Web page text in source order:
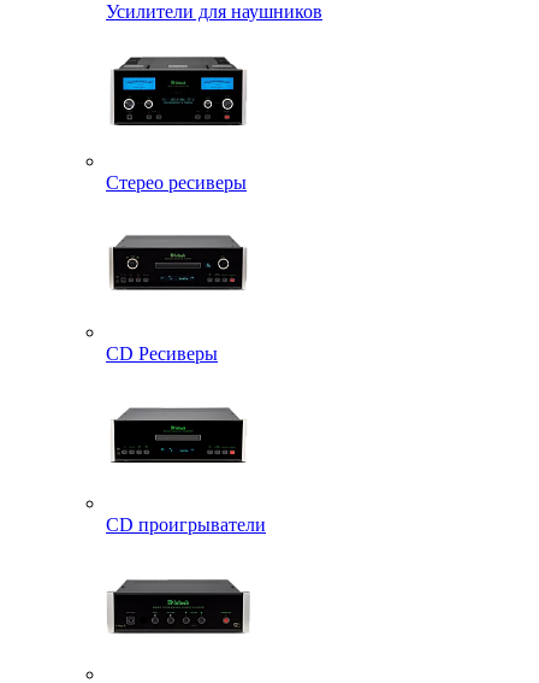
Усилители для наушников
Стерео ресиверы
CD Ресиверы
CD проигрыватели